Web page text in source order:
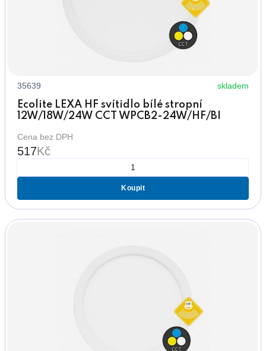
35639 skladem
Ecolite LEXA HF svítidlo bílé stropní
12W/18W/24W CCT WPCB2-24W/HF/BI
Cena bez DPH
517Kč
Koupit